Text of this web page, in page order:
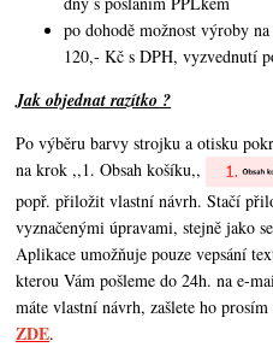
po dohodě možnost výroby
120,- Kč s DPH, vyzvednutí
Jak objednat razítko ?
Po výběru barvy strojku a otisku
na krok ,,1. Obsah košíku,,
popř. přiložit vlastní návrh. Stačí
vyznačenými úpravami, stejně jako
Aplikace umožňuje pouze vepsání
kterou Vám pošleme do 24h. na e-
máte vlastní návrh,zašlete ho
ZDE.